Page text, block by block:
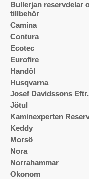
Bullerjan reservdelar
tillbehör
Camina
Contura
Ecotec
Eurofire
Handöl
Husqvarna
Josef Davidssons
Jötul
Kaminexperten
Keddy
Morsö
Nora
Norrahammar
Okonom